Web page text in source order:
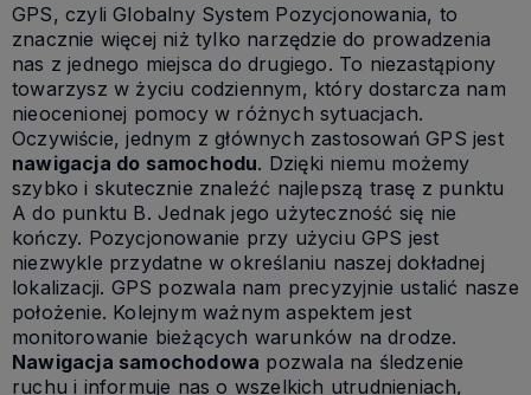
GPS, czyli Globalny System Pozycjonowania, to
znacznie więcej niż tylko narzędzie do prowadzenia
nas z jednego miejsca do drugiego. To niezastąpiony
towarzysz w życiu codziennym, który dostarcza nam
nieocenionej pomocy w różnych sytuacjach.
Oczywiście, jednym z głównych zastosowań GPS jest
nawigacja do samochodu. Dzięki niemu możemy
szybko i skutecznie znaleźć najlepszą trasę z punktu
A do punktu B. Jednak jego użyteczność się nie
kończy. Pozycjonowanie przy użyciu GPS jest
niezwykle przydatne w określaniu naszej dokładnej
lokalizacji. GPS pozwala nam precyzyjnie ustalić nasze
położenie. Kolejnym ważnym aspektem jest
monitorowanie bieżących warunków na drodze.
Nawigacja samochodowa pozwala na śledzenie
ruchu i informuje nas o wszelkich utrudnieniach,